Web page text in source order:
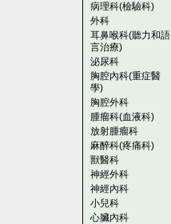
病理科(檢驗科)
外科
耳鼻喉科(聽力和語
言治療)
泌尿科
胸腔內科(重症醫
學)
胸腔外科
腫瘤科(血液科)
放射腫瘤科
麻醉科(疼痛科)
獸醫科
神經外科
神經內科
小兒科
心臟內科